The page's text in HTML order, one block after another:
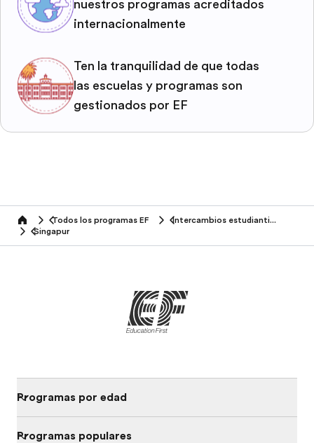
nuestros programas acreditados
internacionalmente
Ten la tranquilidad de que todas
las escuelas y programas son
gestionados por EF
home Todos los programas EF
Intercambios estudiantiles
Singapur
Programas por edad
Programas populares